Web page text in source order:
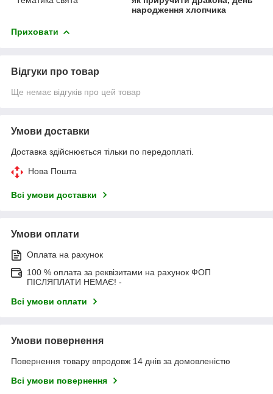
народження хлопчика
Приховати
Відгуки про товар
Ще немає відгуків про цей товар
Умови доставки
Доставка здійснюється тільки по передоплаті.
Нова Пошта
Всі умови доставки
Умови оплати
Оплата на рахунок
100 % оплата за реквізитами на рахунок ФОП
ПІСЛЯПЛАТИ НЕМАЄ! -
Всі умови оплати
Умови повернення
Повернення товару впродовж 14 днів за домовленістю
Всі умови повернення